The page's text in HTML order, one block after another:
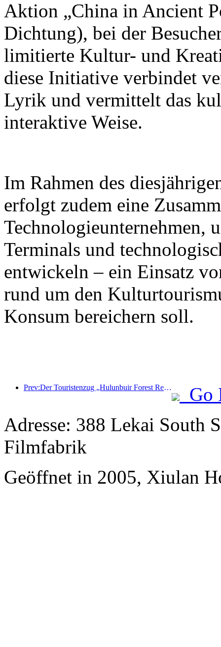
Aktion „China in Ancient
Dichtung), bei der
limitierte Kultur- und
diese Initiative verbindet
Lyrik und vermittelt das
interaktive Weise.
Im Rahmen des
erfolgt zudem eine
Technologieunternehmen,
Terminals und
entwickeln – ein Einsatz
rund um den
Konsum bereichern soll.
Prev:Der Touristenzug „Hulunbuir Forest Rendezvous - Daxinganling Express - Starlight Train - Tianyi Journey“ tritt seine Jungfernfahrt an.
Go
Adresse: 388 Lekai South
Filmfabrik
Geöffnet in 2005, Xiulan